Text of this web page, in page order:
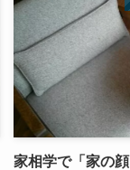
家相学で「家の